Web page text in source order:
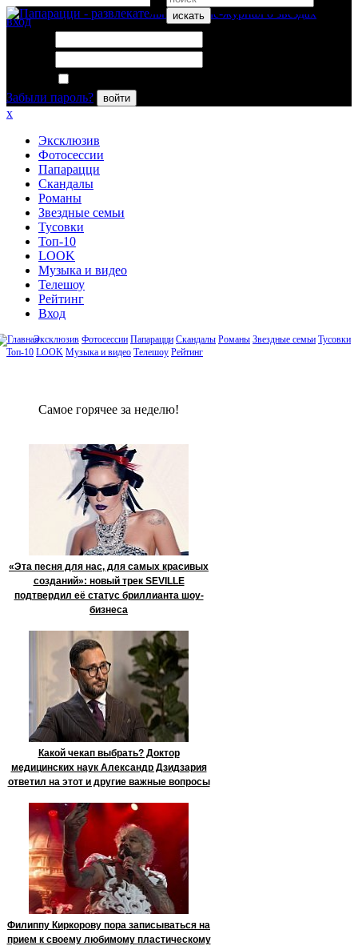
искать
вход
Забыли пароль?
войти
x
Эксклюзив
Фотосессии
Папарацци
Скандалы
Романы
Звездные семьи
Тусовки
Топ-10
LOOK
Музыка и видео
Телешоу
Рейтинг
Вход
Эксклюзив Фотосессии Папарацци Скандалы Романы Звездные семьи Тусовки
Топ-10 LOOK Музыка и видео Телешоу Рейтинг
Сaмое гoрячее за неделю!
«Эта песня для нас, для самых красивых
созданий»: новый трек SEVILLE
подтвердил её статус бриллианта шоу-
бизнеса
Какой чекап выбрать? Доктор
медицинских наук Александр Дзидзария
ответил на этот и другие важные вопросы
Филиппу Киркорову пора записываться на
прием к своему любимому пластическому